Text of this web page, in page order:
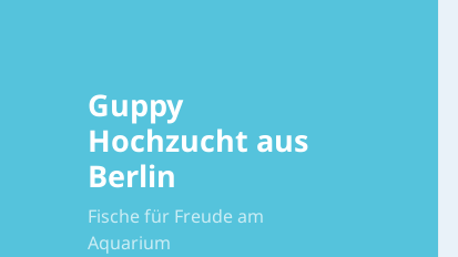
Guppy
Hochzucht aus
Berlin
Fische für Freude am
Aquarium